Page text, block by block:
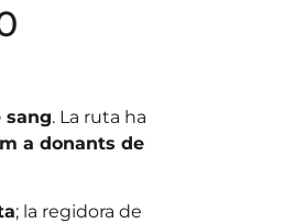
sang. La ruta ha
a donants de
; la regidora de